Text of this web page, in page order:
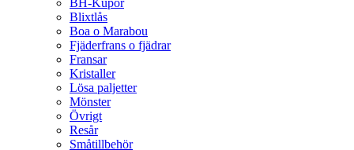
BH-Kupor
Blixtlås
Boa o Marabou
Fjäderfrans o fjädrar
Fransar
Kristaller
Lösa paljetter
Mönster
Övrigt
Resår
Småtillbehör